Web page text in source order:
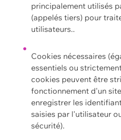
principalement utilisés
(appelés tiers) pour
utilisateurs..
Cookies nécessaires
essentiels ou
cookies peuvent être
fonctionnement d'un
enregistrer les
saisies par l'utilisateur
sécurité).